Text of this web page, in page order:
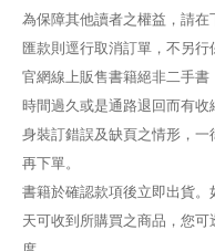
為保障其他讀者之權益，請
匯款則逕行取消訂單，不另行
官網線上販售書籍絕非二手
時間過久或是通路退回而有
身裝訂錯誤及缺頁之情形，
再下單。
書籍於確認款項後立即出貨
天可收到所購買之商品，您